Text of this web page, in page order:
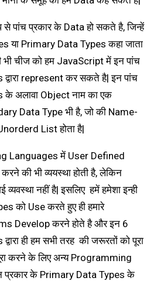
पांच प्रकार के Data हो सकते है, जिन्हें
या Primary Data Types कहा जाता
भी चीज को हम JavaScript में इन पांच
represent कर सकते है| इन पांच
के अलावा Object नाम का एक
Data Type भी है, जो की Name-
List होता है|
Languages में User Defined
की भी व्ययस्था होती है, लेकिन
नहीं है| इसलिए हमें हमेशा इन्ही
को Use करते हुए ही हमारे
Develop करने होते है और इन 6
ही हम सभी तरह की जरूरतों को पूरा
करने के लिए अन्य Programming
प्रकार के Primary Data Types के